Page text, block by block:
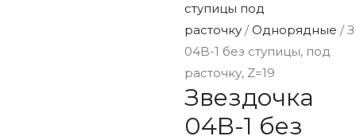
ступицы под
расточку / Однорядные /
04B-1 без ступицы, под
расточку, Z=19
Звездочка
04B-1 без